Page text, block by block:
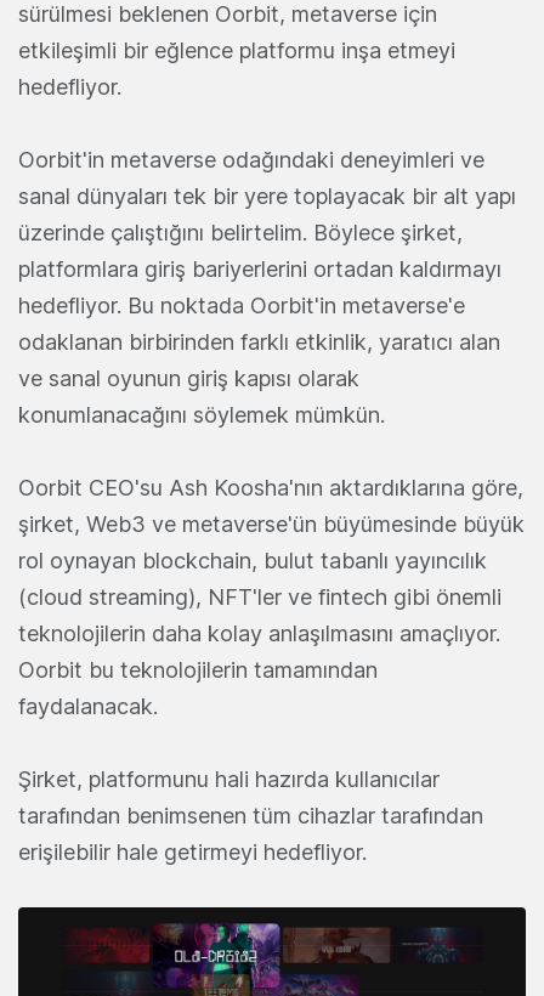
sürülmesi beklenen Oorbit, metaverse için
etkileşimli bir eğlence platformu inşa etmeyi
hedefliyor.
Oorbit'in metaverse odağındaki deneyimleri ve
sanal dünyaları tek bir yere toplayacak bir alt yapı
üzerinde çalıştığını belirtelim. Böylece şirket,
platformlara giriş bariyerlerini ortadan kaldırmayı
hedefliyor. Bu noktada Oorbit'in metaverse'e
odaklanan birbirinden farklı etkinlik, yaratıcı alan
ve sanal oyunun giriş kapısı olarak
konumlanacağını söylemek mümkün.
Oorbit CEO'su Ash Koosha'nın aktardıklarına göre,
şirket, Web3 ve metaverse'ün büyümesinde büyük
rol oynayan blockchain, bulut tabanlı yayıncılık
(cloud streaming), NFT'ler ve fintech gibi önemli
teknolojilerin daha kolay anlaşılmasını amaçlıyor.
Oorbit bu teknolojilerin tamamından
faydalanacak.
Şirket, platformunu hali hazırda kullanıcılar
tarafından benimsenen tüm cihazlar tarafından
erişilebilir hale getirmeyi hedefliyor.